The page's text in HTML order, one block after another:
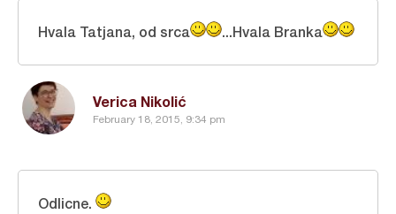
Verica Nikolić
February 18, 2015, 9:34 pm
Hvala Tatjana, od srca ...Hvala Branka
Odlicne.